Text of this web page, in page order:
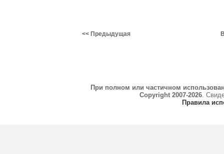
<< Предыдущая
При полном или частичном
Copyright 2007-2026.
Правила